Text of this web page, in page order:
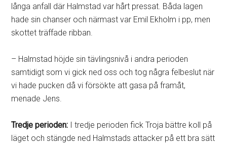
långa anfall där Halmstad var hårt pressat. Båda lagen
hade sin chanser och närmast var Emil Ekholm i pp, men
skottet träffade ribban.
– Halmstad höjde sin tävlingsnivå i andra perioden
samtidigt som vi gick ned oss och tog några felbeslut när
vi hade pucken då vi försökte att gasa på framåt,
menade Jens.
Tredje perioden: I tredje perioden fick Troja bättre koll på
läget och stängde ned Halmstads attacker på ett bra sätt